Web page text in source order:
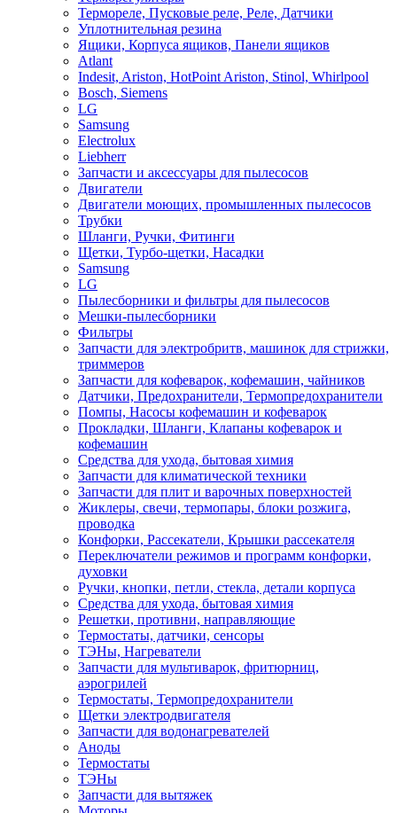
Термореле, Пусковые реле, Реле, Датчики
Уплотнительная резина
Ящики, Корпуса ящиков, Панели ящиков
Atlant
Indesit, Ariston, HotPoint Ariston, Stinol, Whirlpool
Bosch, Siemens
LG
Samsung
Electrolux
Liebherr
Запчасти и аксессуары для пылесосов
Двигатели
Двигатели моющих, промышленных пылесосов
Трубки
Шланги, Ручки, Фитинги
Щетки, Турбо-щетки, Насадки
Samsung
LG
Пылесборники и фильтры для пылесосов
Мешки-пылесборники
Фильтры
Запчасти для электробритв, машинок для стрижки,
триммеров
Запчасти для кофеварок, кофемашин, чайников
Датчики, Предохранители, Термопредохранители
Помпы, Насосы кофемашин и кофеварок
Прокладки, Шланги, Клапаны кофеварок и
кофемашин
Средства для ухода, бытовая химия
Запчасти для климатической техники
Запчасти для плит и варочных поверхностей
Жиклеры, свечи, термопары, блоки розжига,
проводка
Конфорки, Рассекатели, Крышки рассекателя
Переключатели режимов и программ конфорки,
духовки
Ручки, кнопки, петли, стекла, детали корпуса
Средства для ухода, бытовая химия
Решетки, противни, направляющие
Термостаты, датчики, сенсоры
ТЭНы, Нагреватели
Запчасти для мультиварок, фритюрниц,
аэрогрилей
Термостаты, Термопредохранители
Щетки электродвигателя
Запчасти для водонагревателей
Аноды
Термостаты
ТЭНы
Запчасти для вытяжек